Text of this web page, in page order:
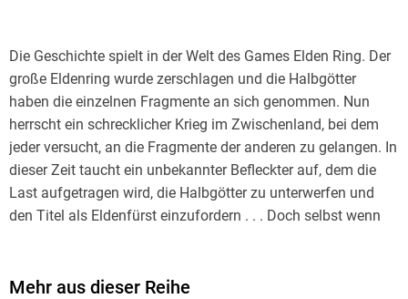
Die Geschichte spielt in der Welt des Games Elden Ring. Der
große Eldenring wurde zerschlagen und die Halbgötter
haben die einzelnen Fragmente an sich genommen. Nun
herrscht ein schrecklicher Krieg im Zwischenland, bei dem
jeder versucht, an die Fragmente der anderen zu gelangen. In
dieser Zeit taucht ein unbekannter Befleckter auf, dem die
Last aufgetragen wird, die Halbgötter zu unterwerfen und
den Titel als Eldenfürst einzufordern . . . Doch selbst wenn
Mehr aus dieser Reihe